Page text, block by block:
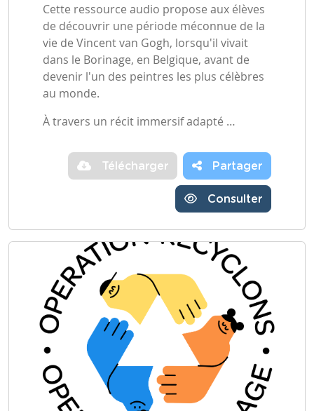
Cette ressource audio propose aux élèves
de découvrir une période méconnue de la
vie de Vincent van Gogh, lorsqu'il vivait
dans le Borinage, en Belgique, avant de
devenir l'un des peintres les plus célèbres
au monde.
À travers un récit immersif adapté …
Télécharger Partager
Consulter